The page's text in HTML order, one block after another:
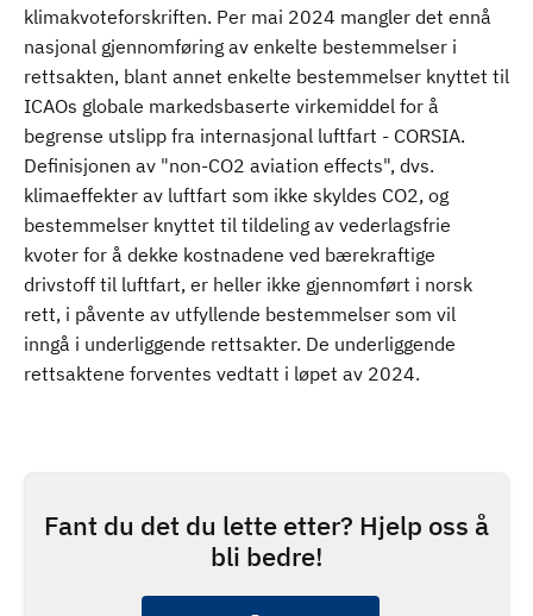
klimakvoteforskriften. Per mai 2024 mangler det ennå
nasjonal gjennomføring av enkelte bestemmelser i
rettsakten, blant annet enkelte bestemmelser knyttet til
ICAOs globale markedsbaserte virkemiddel for å
begrense utslipp fra internasjonal luftfart - CORSIA.
Definisjonen av "non-CO2 aviation effects", dvs.
klimaeffekter av luftfart som ikke skyldes CO2, og
bestemmelser knyttet til tildeling av vederlagsfrie
kvoter for å dekke kostnadene ved bærekraftige
drivstoff til luftfart, er heller ikke gjennomført i norsk
rett, i påvente av utfyllende bestemmelser som vil
inngå i underliggende rettsakter. De underliggende
rettsaktene forventes vedtatt i løpet av 2024.
Fant du det du lette etter? Hjelp oss å
bli bedre!